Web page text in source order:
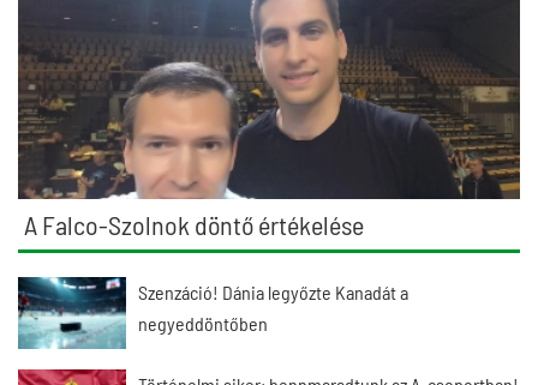
A Falco-Szolnok döntő értékelése
Szenzáció! Dánia legyőzte Kanadát a
negyeddöntőben